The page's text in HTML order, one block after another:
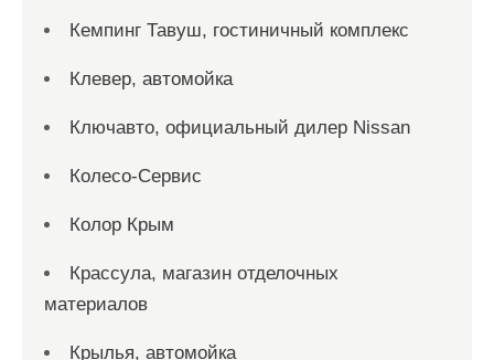
Кемпинг Тавуш, гостиничный комплекс
Клевер, автомойка
Ключавто, официальный дилер Nissan
Колесо-Сервис
Колор Крым
Крассула, магазин отделочных
материалов
Крылья, автомойка